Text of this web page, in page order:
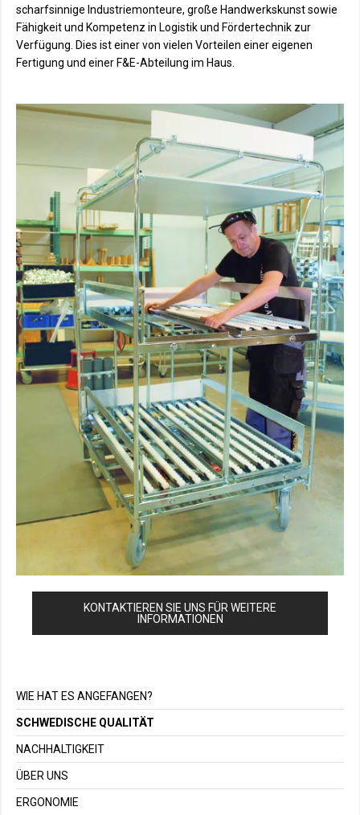
WIE HAT ES ANGEFANGEN?
SCHWEDISCHE QUALITÄT
NACHHALTIGKEIT
ÜBER UNS
ERGONOMIE
scharfsinnige Industriemonteure, große Handwerkskunst sowie
Fähigkeit und Kompetenz in Logistik und Fördertechnik zur
Verfügung. Dies ist einer von vielen Vorteilen einer eigenen
Fertigung und einer F&E-Abteilung im Haus.
KONTAKTIEREN SIE UNS FÜR WEITERE
INFORMATIONEN